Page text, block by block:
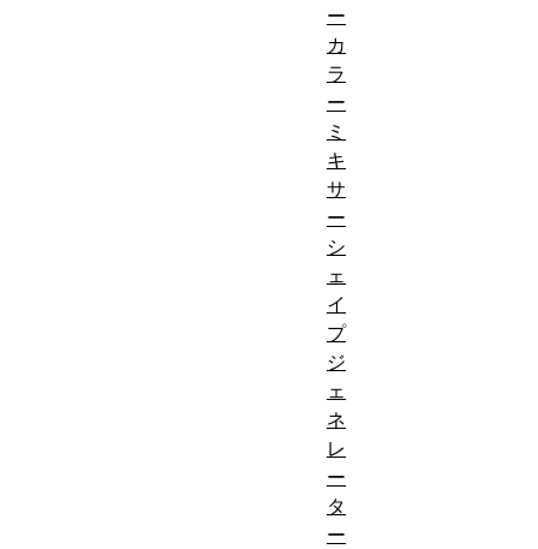
ー
カ
ラ
ー
ミ
キ
サ
ー
シ
ェ
イ
プ
ジ
ェ
ネ
レ
ー
タ
ー